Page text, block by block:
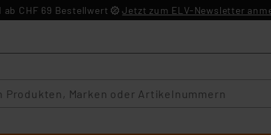
CHF 69 Bestellwert Jetzt zum ELV-Newsletter